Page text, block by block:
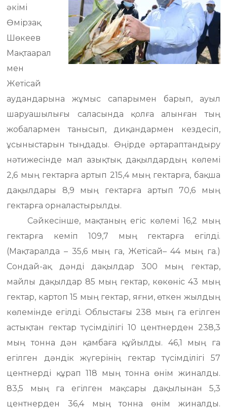
әкімі
Өмірзақ
Шөкеев
Мақтаарал
мен
Жетісай
аудандарына жұмыс сапарымен барып, ауыл
шаруашылығы саласында қолға алынған тың
жобалармен танысып, диқандармен кездесіп,
ұсыныстарын тыңдады. Өңірде әртараптандыру
нәтижесінде мал азықтық дақылдардың көлемі
2,6 мың гектарға артып 215,4 мың гектарға, бақша
дақылдары 8,9 мың гектарға артып 70,6 мың
гектарға орналастырылды.
Сәйкесінше, мақтаның егіс көлемі 16,2 мың
гектарға кеміп 109,7 мың гектарға егілді.
(Мақтаралда – 35,6 мың га, Жетісай– 44 мың га.)
Сондай-ақ дәнді дақылдар 300 мың гектар,
майлы дақылдар 85 мың гектар, көкөніс 43 мың
гектар, картоп 15 мың гектар, яғни, өткен жылдың
көлемінде егілді. Облыстағы 238 мың га егілген
астықтан гектар түсімділігі 10 центнерден 238,3
мың тонна дән қамбаға құйылды. 46,1 мың га
егілген дәндік жүгерінің гектар түсімділігі 57
центнерді құрап 118 мың тонна өнім жиналды.
83,5 мың га егілген мақсары дақылынан 5,3
центнерден 36,4 мың тонна өнім жиналды.